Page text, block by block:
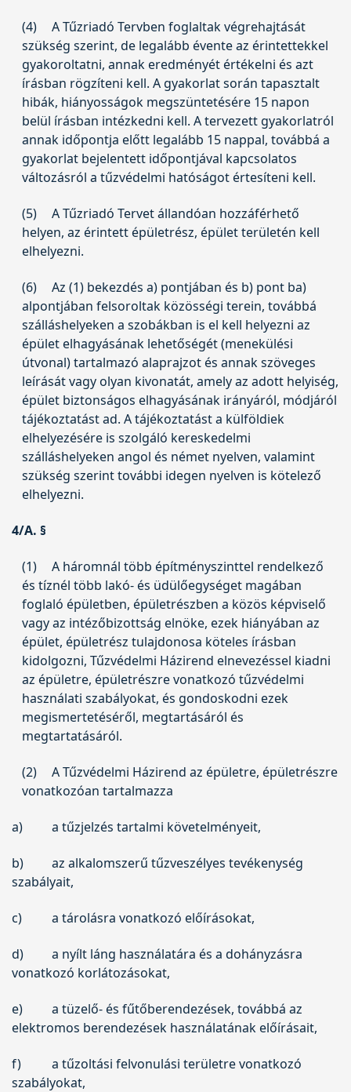
(4)
A Tűzriadó Tervben foglaltak végrehajtását
szükség szerint, de legalább évente az érintettekkel
gyakoroltatni, annak eredményét értékelni és azt
írásban rögzíteni kell. A gyakorlat során tapasztalt
hibák, hiányosságok megszüntetésére 15 napon
belül írásban intézkedni kell. A tervezett gyakorlatról
annak időpontja előtt legalább 15 nappal, továbbá a
gyakorlat bejelentett időpontjával kapcsolatos
változásról a tűzvédelmi hatóságot értesíteni kell.
(5)
A Tűzriadó Tervet állandóan hozzáférhető
helyen, az érintett épületrész, épület területén kell
elhelyezni.
(6)
Az (1) bekezdés a) pontjában és b) pont ba)
alpontjában felsoroltak közösségi terein, továbbá
szálláshelyeken a szobákban is el kell helyezni az
épület elhagyásának lehetőségét (menekülési
útvonal) tartalmazó alaprajzot és annak szöveges
leírását vagy olyan kivonatát, amely az adott helyiség,
épület biztonságos elhagyásának irányáról, módjáról
tájékoztatást ad. A tájékoztatást a külföldiek
elhelyezésére is szolgáló kereskedelmi
szálláshelyeken angol és német nyelven, valamint
szükség szerint további idegen nyelven is kötelező
elhelyezni.
4/A. §
(1)
A háromnál több építményszinttel rendelkező
és tíznél több lakó- és üdülőegységet magában
foglaló épületben, épületrészben a közös képviselő
vagy az intézőbizottság elnöke, ezek hiányában az
épület, épületrész tulajdonosa köteles írásban
kidolgozni, Tűzvédelmi Házirend elnevezéssel kiadni
az épületre, épületrészre vonatkozó tűzvédelmi
használati szabályokat, és gondoskodni ezek
megismertetéséről, megtartásáról és
megtartatásáról.
(2)
A Tűzvédelmi Házirend az épületre, épületrészre
vonatkozóan tartalmazza
a) a tűzjelzés tartalmi követelményeit,
b)
az alkalomszerű tűzveszélyes tevékenység
szabályait,
c) a tárolásra vonatkozó előírásokat,
d)
a nyílt láng használatára és a dohányzásra
vonatkozó korlátozásokat,
e)
a tüzelő- és fűtőberendezések, továbbá az
elektromos berendezések használatának előírásait,
f)
a tűzoltási felvonulási területre vonatkozó
szabályokat,